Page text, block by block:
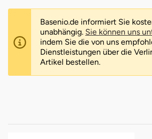
Basenio.de informiert Sie
unabhängig. Sie können uns
indem Sie die von uns
Dienstleistungen über die
Artikel bestellen.